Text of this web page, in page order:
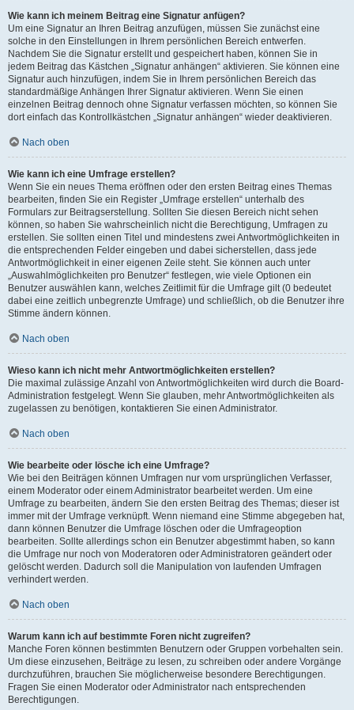
Wie kann ich meinem Beitrag eine Signatur anfügen?
Um eine Signatur an Ihren Beitrag anzufügen, müssen Sie zunächst eine
solche in den Einstellungen in Ihrem persönlichen Bereich entwerfen.
Nachdem Sie die Signatur erstellt und gespeichert haben, können Sie in
jedem Beitrag das Kästchen „Signatur anhängen“ aktivieren. Sie können eine
Signatur auch hinzufügen, indem Sie in Ihrem persönlichen Bereich das
standardmäßige Anhängen Ihrer Signatur aktivieren. Wenn Sie einen
einzelnen Beitrag dennoch ohne Signatur verfassen möchten, so können Sie
dort einfach das Kontrollkästchen „Signatur anhängen“ wieder deaktivieren.
Nach oben
Wie kann ich eine Umfrage erstellen?
Wenn Sie ein neues Thema eröffnen oder den ersten Beitrag eines Themas
bearbeiten, finden Sie ein Register „Umfrage erstellen“ unterhalb des
Formulars zur Beitragserstellung. Sollten Sie diesen Bereich nicht sehen
können, so haben Sie wahrscheinlich nicht die Berechtigung, Umfragen zu
erstellen. Sie sollten einen Titel und mindestens zwei Antwortmöglichkeiten in
die entsprechenden Felder eingeben und dabei sicherstellen, dass jede
Antwortmöglichkeit in einer eigenen Zeile steht. Sie können auch unter
„Auswahlmöglichkeiten pro Benutzer“ festlegen, wie viele Optionen ein
Benutzer auswählen kann, welches Zeitlimit für die Umfrage gilt (0 bedeutet
dabei eine zeitlich unbegrenzte Umfrage) und schließlich, ob die Benutzer ihre
Stimme ändern können.
Nach oben
Wieso kann ich nicht mehr Antwortmöglichkeiten erstellen?
Die maximal zulässige Anzahl von Antwortmöglichkeiten wird durch die Board-
Administration festgelegt. Wenn Sie glauben, mehr Antwortmöglichkeiten als
zugelassen zu benötigen, kontaktieren Sie einen Administrator.
Nach oben
Wie bearbeite oder lösche ich eine Umfrage?
Wie bei den Beiträgen können Umfragen nur vom ursprünglichen Verfasser,
einem Moderator oder einem Administrator bearbeitet werden. Um eine
Umfrage zu bearbeiten, ändern Sie den ersten Beitrag des Themas; dieser ist
immer mit der Umfrage verknüpft. Wenn niemand eine Stimme abgegeben hat,
dann können Benutzer die Umfrage löschen oder die Umfrageoption
bearbeiten. Sollte allerdings schon ein Benutzer abgestimmt haben, so kann
die Umfrage nur noch von Moderatoren oder Administratoren geändert oder
gelöscht werden. Dadurch soll die Manipulation von laufenden Umfragen
verhindert werden.
Nach oben
Warum kann ich auf bestimmte Foren nicht zugreifen?
Manche Foren können bestimmten Benutzern oder Gruppen vorbehalten sein.
Um diese einzusehen, Beiträge zu lesen, zu schreiben oder andere Vorgänge
durchzuführen, brauchen Sie möglicherweise besondere Berechtigungen.
Fragen Sie einen Moderator oder Administrator nach entsprechenden
Berechtigungen.